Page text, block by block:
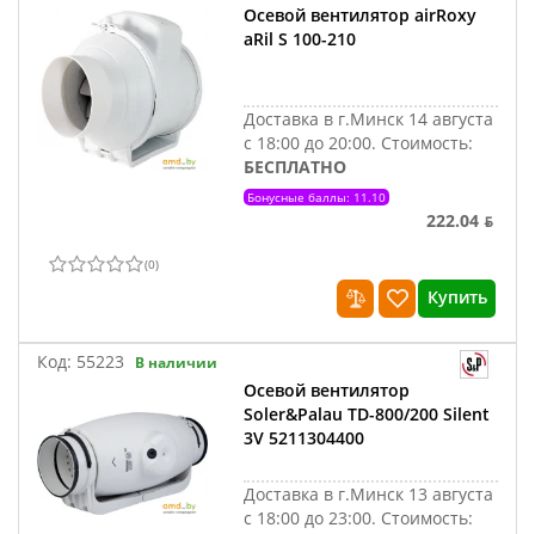
Осевой вентилятор airRoxy
aRil S 100-210
Доставка в г.Минск 14 августа
с 18:00 до 20:00. Стоимость:
БЕСПЛАТНО
Бонусные баллы: 11.10
222.04 ƃ
(0)
Купить
Код: 55223 В наличии
Осевой вентилятор
Soler&Palau TD-800/200 Silent
3V 5211304400
Доставка в г.Минск 13 августа
с 18:00 до 23:00. Стоимость: